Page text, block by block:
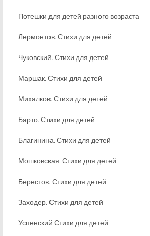
Потешки для детей разного возраста
Лермонтов. Стихи для детей
Чуковский. Стихи для детей
Маршак. Стихи для детей
Михалков. Стихи для детей
Барто. Стихи для детей
Благинина. Стихи для детей
Мошковская. Стихи для детей
Берестов. Стихи для детей
Заходер. Стихи для детей
Успенский Стихи для детей